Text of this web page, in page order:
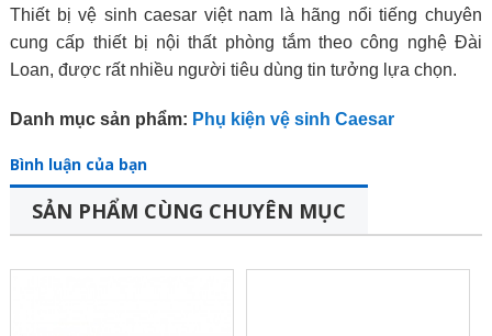
Thiết bị vệ sinh caesar việt nam là hãng nổi tiếng chuyên
cung cấp thiết bị nội thất phòng tắm theo công nghệ Đài
Loan, được rất nhiều người tiêu dùng tin tưởng lựa chọn.
Danh mục sản phẩm: Phụ kiện vệ sinh Caesar
Bình luận của bạn
SẢN PHẨM CÙNG CHUYÊN MỤC